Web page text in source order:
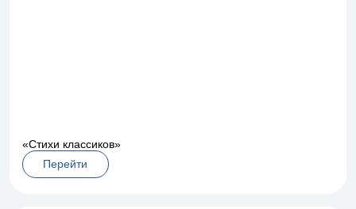
«Стихи классиков»
Перейти